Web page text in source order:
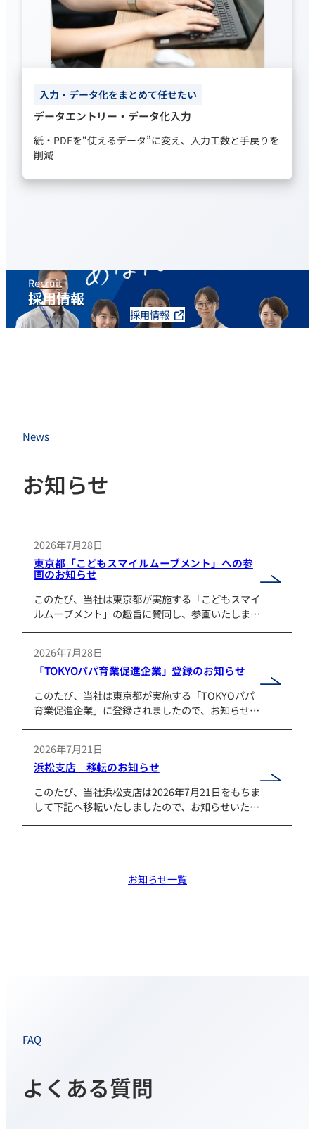
入力・データ化をまとめて任せたい
データエントリー・データ化入力
紙・PDFを“使えるデータ”に変え、入力工数と手戻りを
削減
Recruit
採用情報
採用情報
News
お知らせ
2026年7月28日
東京都「こどもスマイルムーブメント」への参
画のお知らせ
このたび、当社は東京都が実施する「こどもスマイ
ルムーブメント」の趣旨に賛同し、参画いたしまし
会の実現に向け、…
2026年7月28日
「TOKYOパパ育業促進企業」登録のお知らせ
このたび、当社は東京都が実施する「TOKYOパパ
育業促進企業」に登録されましたので、お知らせい
企業を、東…
2026年7月21日
浜松支店 移転のお知らせ
このたび、当社浜松支店は2026年7月21日をもちま
して下記へ移転いたしましたので、お知らせいたし
お知らせ一覧
FAQ
よくある質問